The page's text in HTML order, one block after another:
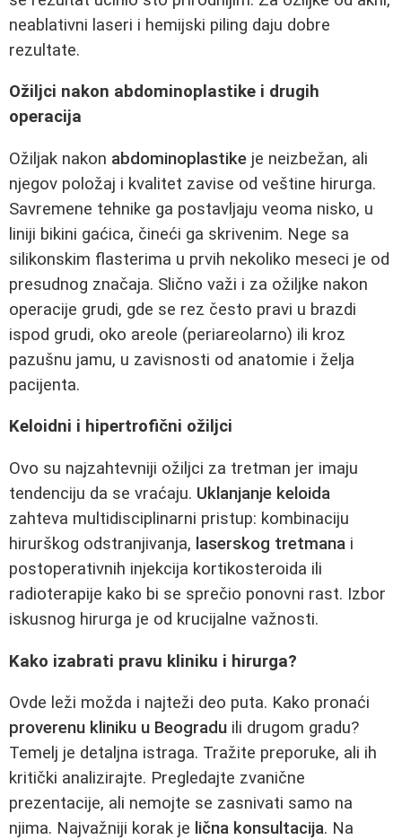
neablativni laseri i hemijski piling daju dobre
rezultate.
Ožiljci nakon abdominoplastike i drugih
operacija
Ožiljak nakon abdominoplastike je neizbežan, ali
njegov položaj i kvalitet zavise od veštine hirurga.
Savremene tehnike ga postavljaju veoma nisko, u
liniji bikini gaćica, čineći ga skrivenim. Nege sa
silikonskim flasterima u prvih nekoliko meseci je od
presudnog značaja. Slično važi i za ožiljke nakon
operacije grudi, gde se rez često pravi u brazdi
ispod grudi, oko areole (periareolarno) ili kroz
pazušnu jamu, u zavisnosti od anatomie i želja
pacijenta.
Keloidni i hipertrofični ožiljci
Ovo su najzahtevniji ožiljci za tretman jer imaju
tendenciju da se vraćaju. Uklanjanje keloida
zahteva multidisciplinarni pristup: kombinaciju
hirurškog odstranjivanja, laserskog tretmana i
postoperativnih injekcija kortikosteroida ili
radioterapije kako bi se sprečio ponovni rast. Izbor
iskusnog hirurga je od krucijalne važnosti.
Kako izabrati pravu kliniku i hirurga?
Ovde leži možda i najteži deo puta. Kako pronaći
proverenu kliniku u Beogradu ili drugom gradu?
Temelj je detaljna istraga. Tražite preporuke, ali ih
kritički analizirajte. Pregledajte zvanične
prezentacije, ali nemojte se zasnivati samo na
njima. Najvažniji korak je lična konsultacija. Na